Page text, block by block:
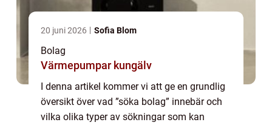
20 juni 2026 Sofia Blom
Bolag
Värmepumpar kungälv
I denna artikel kommer vi att ge en grundlig
översikt över vad ”söka bolag” innebär och
vilka olika typer av sökningar som kan